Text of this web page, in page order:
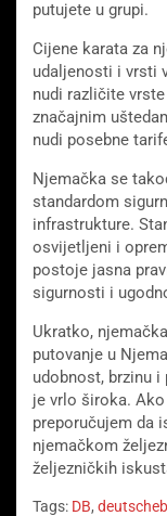
putujete u grupi.
Cijene karata za
udaljenosti i vrsti
nudi različite
značajnim
nudi posebne
Njemačka se
standardom
infrastrukture.
osvijetljeni i
postoje jasna
sigurnosti i
Ukratko,
putovanje u
udobnost, brzinu i
je vrlo široka.
preporučujem da
njemačkom
željezničkih
Tags: DB,